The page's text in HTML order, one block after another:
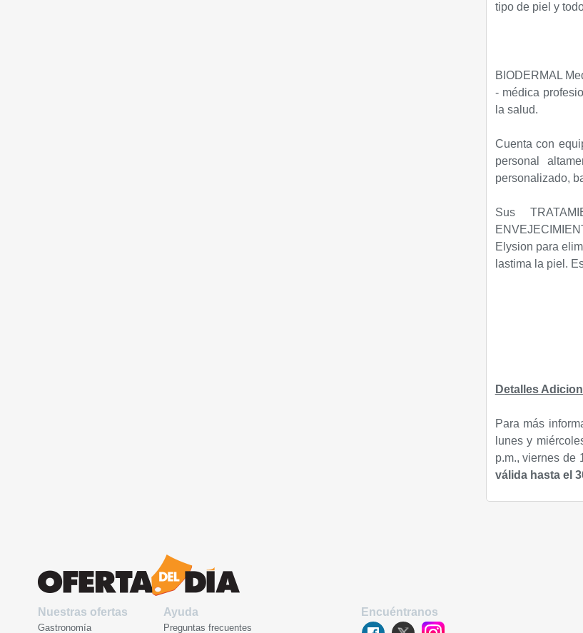
tipo de piel y
BIODERMAL
- médica
la salud.
Cuenta con
personal
personalizado,
Sus
Elysion para
lastima la piel.
Detalles
Para más
lunes y
p.m., viernes de
válida hasta el
Nuestras ofertas
Gastronomía
Ayuda
Preguntas frecuentes
Encuéntranos